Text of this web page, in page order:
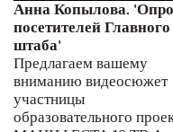
Анна Копылова.
посетителей Главного
штаба'
Предлагаем вашему
вниманию видеосюжет
участницы
образовательного